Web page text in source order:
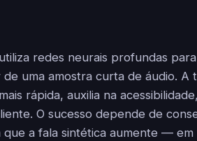
redes neurais profundas
uma amostra curta de áudio. A
rápida, auxilia na
O sucesso depende de
a fala sintética aumente —